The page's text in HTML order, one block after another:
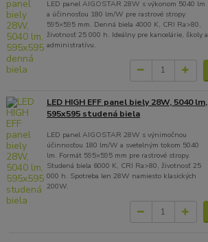
LED panel AIGOSTAR 28W s výkonom 5040 lm
a účinnosťou 180 lm/W pre rastrové stropy
595×595 mm. Denná biela 4000 K, CRI Ra>80,
životnosť 25 000 h. Ideálny pre kancelárie, školy a
administratívu.
LED HIGH EFF panel biely 28W, 5040 lm,
595x595 studená biela
LED panel AIGOSTAR 28W s výnimočnou
účinnosťou 180 lm/W a svetelným tokom 5040
lm. Formát 595×595 mm pre rastrové stropy.
Studená biela 6000 K, CRI Ra>80, životnosť 25
000 h. Spotreba len 28W namiesto klasických
200W.